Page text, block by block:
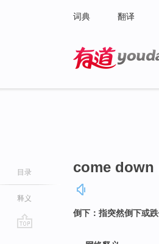
词典 翻译
目录
释义
come down
倒下：指突然倒下或跌